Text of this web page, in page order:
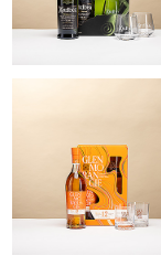
Corné Port-
Jules
Dom Perignon
Godiva
Lanson
Moet &
VIP Geschenke
Neue Ankünfte
Business